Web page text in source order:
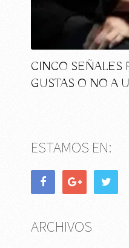
CINCO SEÑALES
GUSTAS O NO A
ESTAMOS EN:
ARCHIVOS